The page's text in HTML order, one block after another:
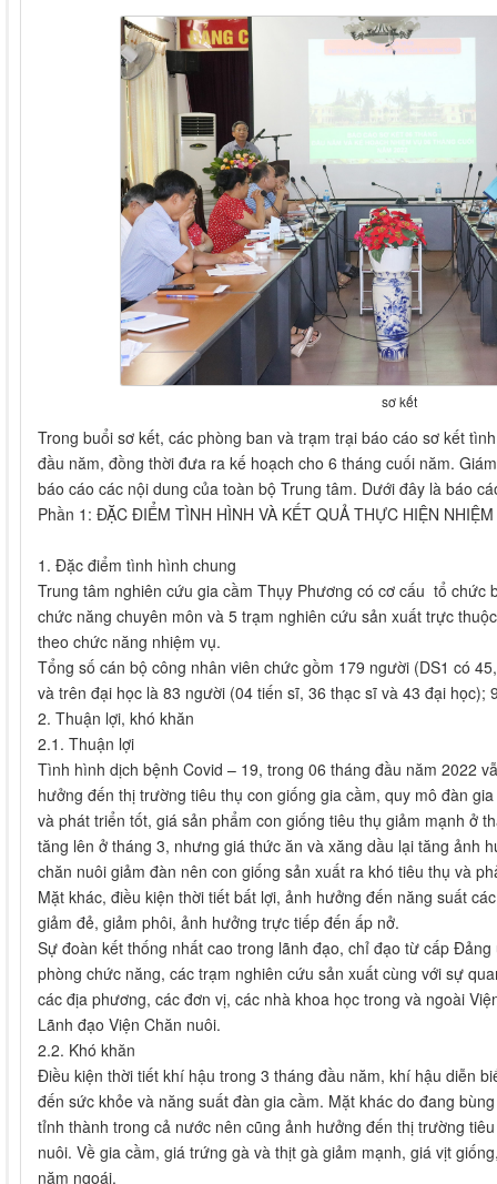
sơ kết
Trong buổi sơ kết, các phòng ban và trạm trại báo cáo sơ kết
đầu năm, đồng thời đưa ra kế hoạch cho 6 tháng cuối năm.
báo cáo các nội dung của toàn bộ Trung tâm. Dưới đây là báo
Phần 1: ĐẶC ĐIỂM TÌNH HÌNH VÀ KẾT QUẢ THỰC HIỆN
1. Đặc điểm tình hình chung
Trung tâm nghiên cứu gia cầm Thụy Phương có cơ cấu tổ chức
chức năng chuyên môn và 5 trạm nghiên cứu sản xuất trực
theo chức năng nhiệm vụ.
Tổng số cán bộ công nhân viên chức gồm 179 người (DS1 có
và trên đại học là 83 người (04 tiến sĩ, 36 thạc sĩ và 43 đại học);
2. Thuận lợi, khó khăn
2.1. Thuận lợi
Tình hình dịch bệnh Covid – 19, trong 06 tháng đầu năm 2022
hưởng đến thị trường tiêu thụ con giống gia cầm, quy mô đàn
và phát triển tốt, giá sản phẩm con giống tiêu thụ giảm mạnh ở
tăng lên ở tháng 3, nhưng giá thức ăn và xăng dầu lại tăng ảnh
chăn nuôi giảm đàn nên con giống sản xuất ra khó tiêu thụ và
Mặt khác, điều kiện thời tiết bất lợi, ảnh hưởng đến năng suất
giảm đẻ, giảm phôi, ảnh hưởng trực tiếp đến ấp nở.
Sự đoàn kết thống nhất cao trong lãnh đạo, chỉ đạo từ cấp
phòng chức năng, các trạm nghiên cứu sản xuất cùng với sự
các địa phương, các đơn vị, các nhà khoa học trong và ngoài
Lãnh đạo Viện Chăn nuôi.
2.2. Khó khăn
Điều kiện thời tiết khí hậu trong 3 tháng đầu năm, khí hậu diễn
đến sức khỏe và năng suất đàn gia cầm. Mặt khác do đang
tỉnh thành trong cả nước nên cũng ảnh hưởng đến thị trường
nuôi. Về gia cầm, giá trứng gà và thịt gà giảm mạnh, giá vịt
năm ngoái.